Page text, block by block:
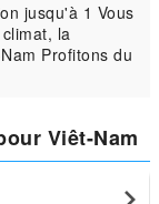
jusqu'à 1 Vous
la
Profitons du
Viêt-Nam